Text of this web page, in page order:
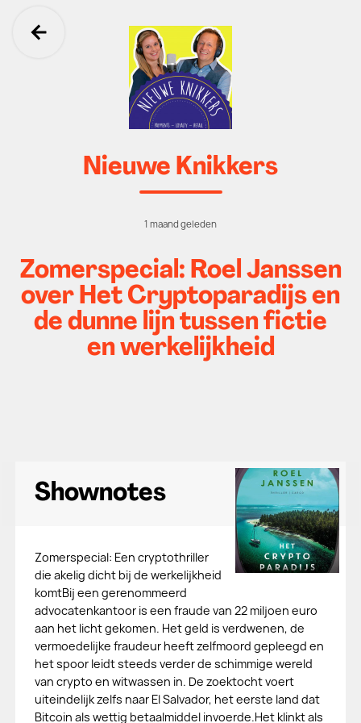
Ga terug
Nieuwe Knikkers
1 maand geleden
Zomerspecial: Roel Janssen
over Het Cryptoparadijs en
de dunne lijn tussen fictie
en werkelijkheid
Shownotes
Zomerspecial: Een cryptothriller
die akelig dicht bij de werkelijkheid
komtBij een gerenommeerd
advocatenkantoor is een fraude van 22 miljoen euro
aan het licht gekomen. Het geld is verdwenen, de
vermoedelijke fraudeur heeft zelfmoord gepleegd en
het spoor leidt steeds verder de schimmige wereld
van crypto en witwassen in. De zoektocht voert
uiteindelijk zelfs naar El Salvador, het eerste land dat
Bitcoin als wettig betaalmiddel invoerde.Het klinkt als